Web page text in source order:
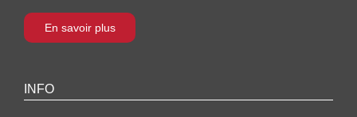
En savoir plus
INFO